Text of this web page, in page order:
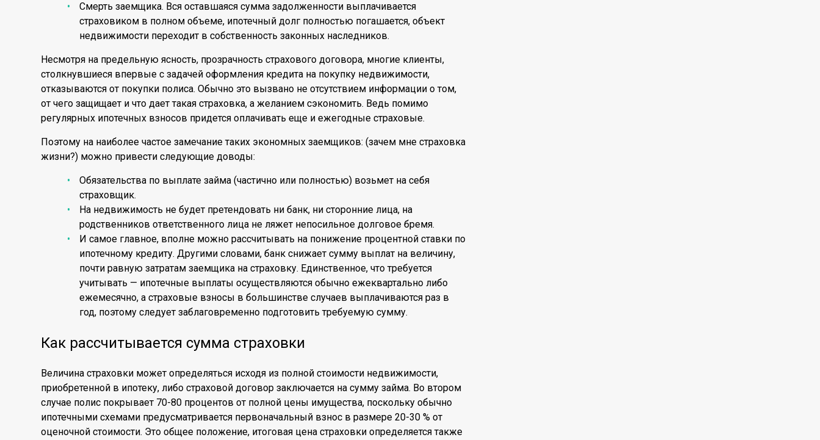
Смерть заемщика. Вся оставшаяся сумма задолженности выплачивается
страховиком в полном объеме, ипотечный долг полностью погашается, объект
недвижимости переходит в собственность законных наследников.
Несмотря на предельную ясность, прозрачность страхового договора, многие клиенты,
столкнувшиеся впервые с задачей оформления кредита на покупку недвижимости,
отказываются от покупки полиса. Обычно это вызвано не отсутствием информации о том,
от чего защищает и что дает такая страховка, а желанием сэкономить. Ведь помимо
регулярных ипотечных взносов придется оплачивать еще и ежегодные страховые.
Поэтому на наиболее частое замечание таких экономных заемщиков: (зачем мне страховка
жизни?) можно привести следующие доводы:
Обязательства по выплате займа (частично или полностью) возьмет на себя
страховщик.
На недвижимость не будет претендовать ни банк, ни сторонние лица, на
родственников ответственного лица не ляжет непосильное долговое бремя.
И самое главное, вполне можно рассчитывать на понижение процентной ставки по
ипотечному кредиту. Другими словами, банк снижает сумму выплат на величину,
почти равную затратам заемщика на страховку. Единственное, что требуется
учитывать — ипотечные выплаты осуществляются обычно ежеквартально либо
ежемесячно, а страховые взносы в большинстве случаев выплачиваются раз в
год, поэтому следует заблаговременно подготовить требуемую сумму.
Как рассчитывается сумма страховки
Величина страховки может определяться исходя из полной стоимости недвижимости,
приобретенной в ипотеку, либо страховой договор заключается на сумму займа. Во втором
случае полис покрывает 70-80 процентов от полной цены имущества, поскольку обычно
ипотечными схемами предусматривается первоначальный взнос в размере 20-30 % от
оценочной стоимости. Это общее положение, итоговая цена страховки определяется также